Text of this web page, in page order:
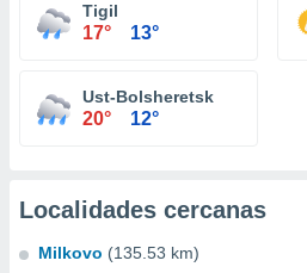
Tigil
17° 13°
Ust-Bolsheretsk
20° 12°
Localidades cercanas
Milkovo (135.53 km)